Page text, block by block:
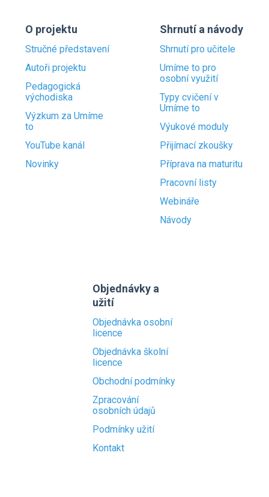
O projektu
Stručné představení
Autoři projektu
Pedagogická
východiska
Výzkum za Umíme
to
YouTube kanál
Novinky
Shrnutí a návody
Shrnutí pro učitele
Umíme to pro
osobní využití
Typy cvičení v
Umíme to
Výukové moduly
Přijímací zkoušky
Příprava na maturitu
Pracovní listy
Webináře
Návody
Objednávky a
užití
Objednávka osobní
licence
Objednávka školní
licence
Obchodní podmínky
Zpracování
osobních údajů
Podmínky užití
Kontakt